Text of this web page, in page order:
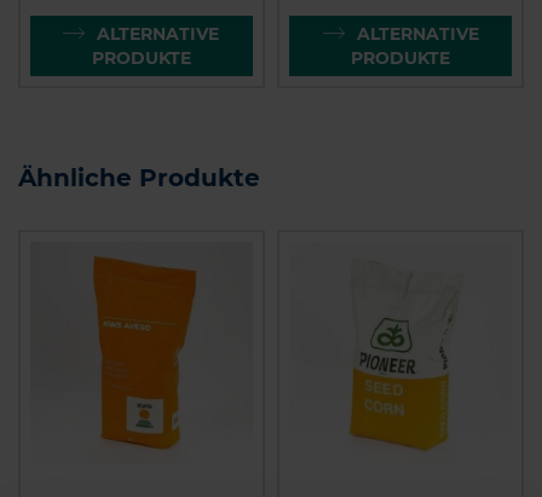
ALTERNATIVE
PRODUKTE
ALTERNATIVE
PRODUKTE
Ähnliche Produkte